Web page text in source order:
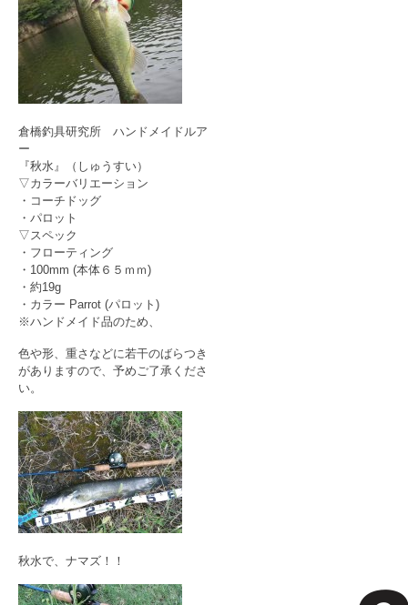
倉橋釣具研究所 ハンドメイドルア
ー
『秋水』（しゅうすい）
▽カラーバリエーション
・コーチドッグ
・パロット
▽スペック
・フローティング
・100mm (本体６５ｍｍ)
・約19g
・カラー Parrot (パロット)
※ハンドメイド品のため、
色や形、重さなどに若干のばらつき
がありますので、予めご了承くださ
い。
秋水で、ナマズ！！